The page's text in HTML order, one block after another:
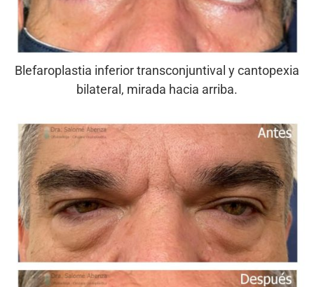
Blefaroplastia inferior transconjuntival y cantopexia
bilateral, mirada hacia arriba.